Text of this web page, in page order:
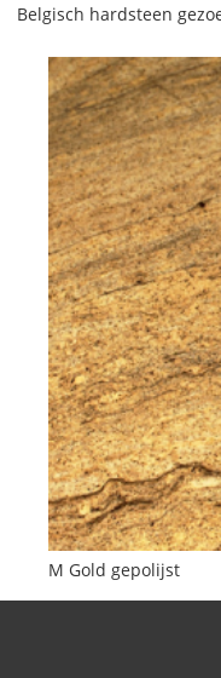
Belgisch hardsteen
M Gold gepolijst